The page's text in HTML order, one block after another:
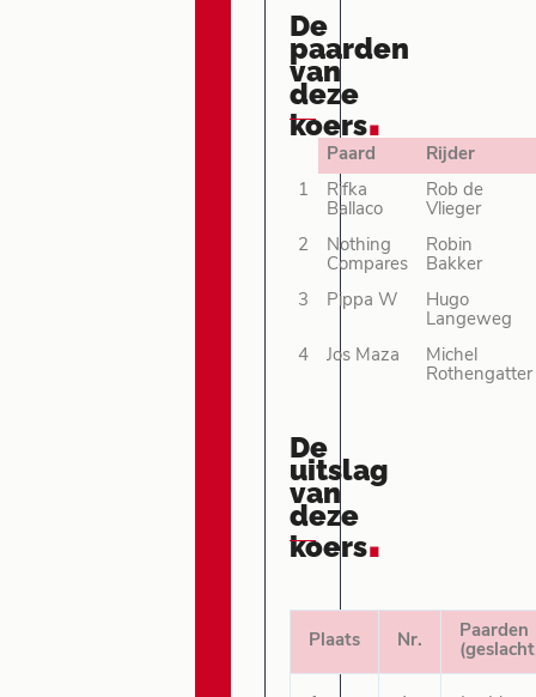
De
paarden
van
deze
koers.
Paard
Rijder
1
Rifka
Ballaco
Rob de
Vlieger
2
Nothing
Compares
Robin
Bakker
3
Pippa W
Hugo
Langeweg
4
Jos Maza
Michel
Rothengatter
De
uitslag
van
deze
koers.
Plaats Nr.
Paarden